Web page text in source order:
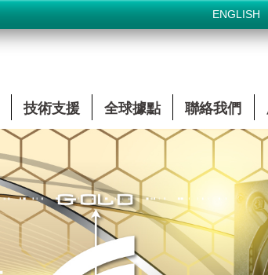
ENGLISH
技術支援 全球據點 聯絡我們